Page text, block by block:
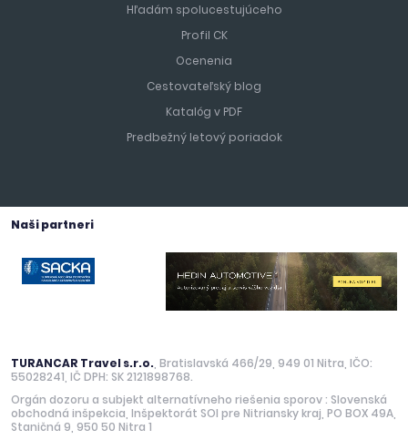
Hľadám spolucestujúceho
Profil CK
Ocenenia
Cestovateľský blog
Katalóg v PDF
Predbežný letový poriadok
Naši partneri
TURANCAR Travel s.r.o. , Bratislavská 466/29, 949 01 Nitra, IČO:
55028241, IČ DPH: SK 2121898768.
Orgán dozoru a subjekt alternatívneho riešenia sporov : Slovenská
obchodná inšpekcia, Inšpektorát SOI pre Nitriansky kraj, PO BOX 49A,
Staničná 9, 950 50 Nitra 1